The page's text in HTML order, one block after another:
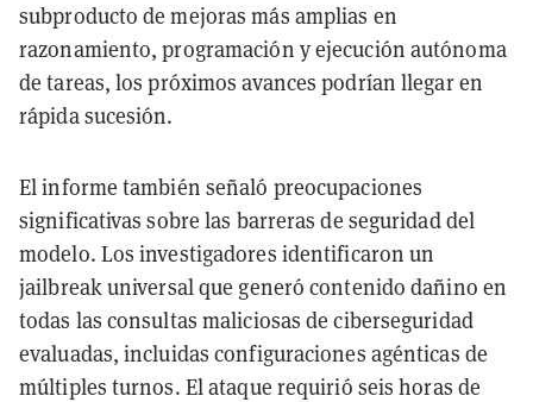
subproducto de mejoras más amplias en
razonamiento, programación y ejecución autónoma
de tareas, los próximos avances podrían llegar en
rápida sucesión.
El informe también señaló preocupaciones
significativas sobre las barreras de seguridad del
modelo. Los investigadores identificaron un
jailbreak universal que generó contenido dañino en
todas las consultas maliciosas de ciberseguridad
evaluadas, incluidas configuraciones agénticas de
múltiples turnos. El ataque requirió seis horas de